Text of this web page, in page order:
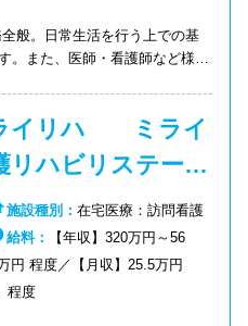
般。日常生活を行う上での基
。また、医師・看護師など様々
イリハ ミライ
リハビリステーシ
施設種別：在宅医療：訪問看護
給料：
【年収】320万円～56
円 程度／【月収】25.5万円
程度